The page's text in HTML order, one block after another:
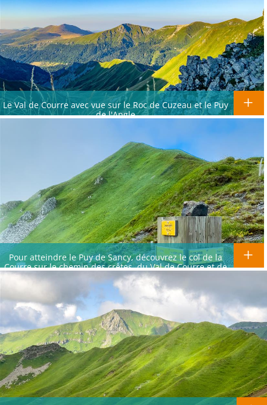
Le Val de Courre avec vue sur le Roc de Cuzeau et le Puy
de l'Angle
Pour atteindre le Puy de Sancy, découvrez le col de la
Courre sur le chemin des crêtes, du Val de Courre et de
la Vallée de la Fontaine Salée.